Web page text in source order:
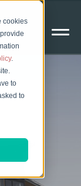
cookies
.
to
to